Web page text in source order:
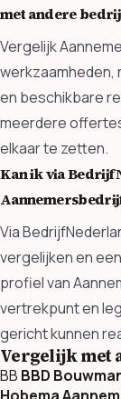
met andere
Vergelijk
en beschikbare
meerdere
elkaar te zetten.
Kan ik via
Via
vergelijken en
profiel van
vertrekpunt en
gericht kunnen
Vergelijk met
BB BBD